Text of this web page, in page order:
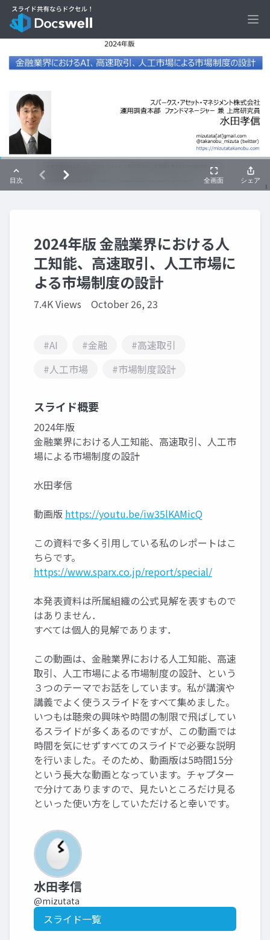
2024年版 金融業界における人
工知能、高速取引、人工市場に
よる市場制度の設計
7.4K Views October 26, 23
#AI #金融
#高速取引
#人工市場
#市場制度設計
スライド概要
2024年版
金融業界における人工知能、高速取引、人工市
場による市場制度の設計
水田孝信
動画版 https://youtu.be/iw35lKAMicQ
この資料で多く引用している私のレポートはこ
ちらです。
https://www.sparx.co.jp/report/special/
本発表資料は所属組織の公式見解を表すもので
はありません．
すべては個人的見解であります．
この動画は、金融業界における人工知能、高速
取引、人工市場による市場制度の設計、という
３つのテーマでお話をしています。私が講演や
講義でよく使うスライドをすべて集めました。
いつもは聴衆の興味や時間の制限で飛ばしてい
るスライドが多くあるのですが、この動画では
時間を気にせずすべてのスライドで必要な説明
を行いました。そのため、動画版は5時間15分
という長大な動画となっています。チャプター
で分けてありますので、見たいところだけ見る
といった使い方をしていただけると幸いです。
水田孝信
@mizutata
スライド一覧